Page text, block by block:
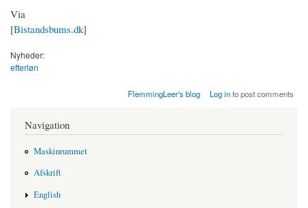
Via
[Bistandsbums.dk]
Nyheder:
efterløn
FlemmingLeer's blog Log into post comments
Navigation
Maskinrummet
Afskrift
English